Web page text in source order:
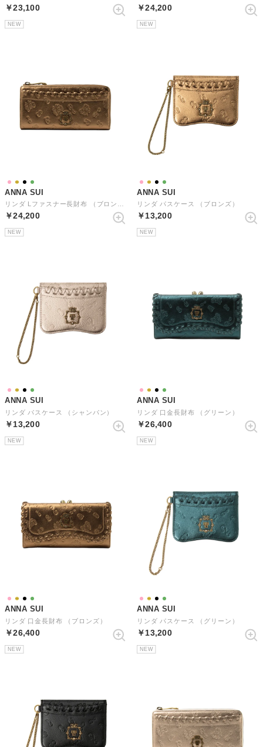
￥23,100
NEW
￥24,200
NEW
ANNA SUI
￥24,200
NEW
ANNA SUI
リンダ パスケース （ブロンズ）
￥13,200
NEW
ANNA SUI
リンダ パスケース （シャンパン）
￥13,200
NEW
ANNA SUI
リンダ 口金長財布 （グリーン）
￥26,400
NEW
ANNA SUI
リンダ 口金長財布 （ブロンズ）
￥26,400
NEW
ANNA SUI
リンダ パスケース （グリーン）
￥13,200
NEW